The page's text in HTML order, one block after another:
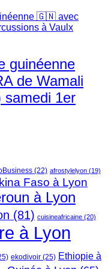
guinéenne
de Wamali
samedi 1er
(22) afrostylelyon (19)
Faso à Lyon
à Lyon
(81) cuisineafricaine (20)
à Lyon
ekodivoir (25) Ethiopie à